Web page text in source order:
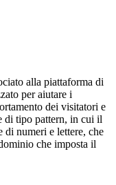
alla piattaforma di
per aiutare i
dei visitatori e
di tipo pattern, in cui il
di numeri e lettere, che
che imposta il